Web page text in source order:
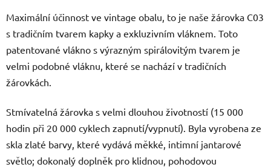
Maximální účinnost ve vintage obalu, to je naše žárovka C03
s tradičním tvarem kapky a exkluzivním vláknem. Toto
patentované vlákno s výrazným spirálovitým tvarem je
velmi podobné vláknu, které se nachází v tradičních
žárovkách.
Stmívatelná žárovka s velmi dlouhou životností (15 000
hodin při 20 000 cyklech zapnutí/vypnutí). Byla vyrobena ze
skla zlaté barvy, které vydává měkké, intimní jantarové
světlo; dokonalý doplněk pro klidnou, pohodovou